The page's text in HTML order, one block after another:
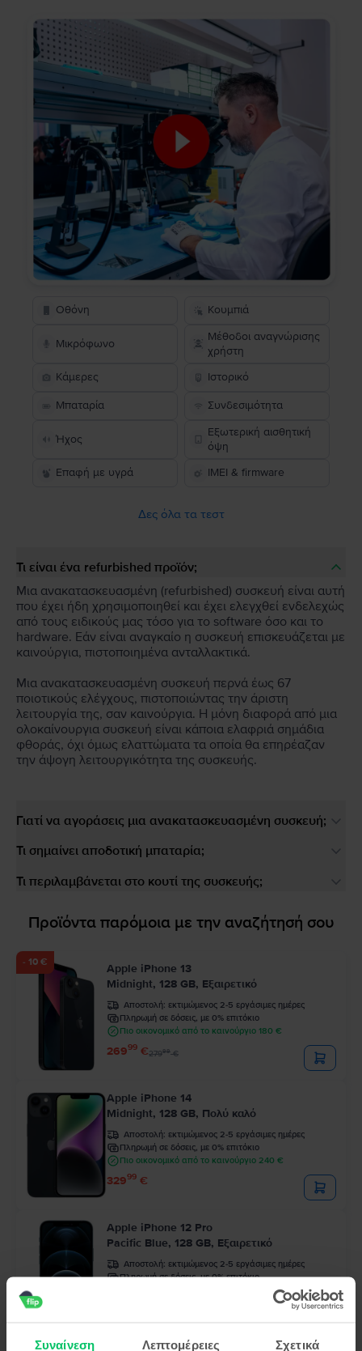
Συναίνεση Λεπτομέρειες Σχετικά
Οθόνη Κουμπιά
Μικρόφωνο
Μέθοδοι αναγνώρισης
χρήστη
Κάμερες
Ιστορικό
Μπαταρία Συνδεσιμότητα
Ήχος
Εξωτερική αισθητική
όψη
Επαφή με υγρά
IMEI & firmware
Δες όλα τα τεστ
Τι είναι ένα refurbished προϊόν;
Μια ανακατασκευασμένη (refurbished) συσκευή είναι αυτή
που έχει ήδη χρησιμοποιηθεί και έχει ελεγχθεί ενδελεχώς
από τους ειδικούς μας τόσο για το software όσο και το
hardware. Εάν είναι αναγκαίο η συσκευή επισκευάζεται με
καινούργια, πιστοποιημένα ανταλλακτικά.
Μια ανακατασκευασμένη συσκευή περνά έως 67
ποιοτικούς ελέγχους, πιστοποιώντας την άριστη
λειτουργία της, σαν καινούργια. Η μόνη διαφορά από μια
ολοκαίνουργια συσκευή είναι κάποια ελαφριά σημάδια
φθοράς, όχι όμως ελαττώματα τα οποία θα επηρέαζαν
την άψογη λειτουργικότητα της συσκευής.
Γιατί να αγοράσεις μια ανακατασκευασμένη συσκευή;
Τι σημαίνει αποδοτική μπαταρία;
Τι περιλαμβάνεται στο κουτί της συσκευής;
Προϊόντα παρόμοια με την αναζήτησή σου
- 10 €
Apple iPhone 13
Midnight, 128 GB, Εξαιρετικό
Αποστολή: εκτιμώμενος 2-5 εργάσιμες ημέρες
Πληρωμή σε δόσεις, με 0% επιτόκιο
Πιο οικονομικό από το καινούργιο 180 €
26999 €27999€
Apple iPhone 14
Midnight, 128 GB, Πολύ καλό
Αποστολή: εκτιμώμενος 2-5 εργάσιμες ημέρες
Πληρωμή σε δόσεις, με 0% επιτόκιο
Πιο οικονομικό από το καινούργιο 240 €
32999 €
Apple iPhone 12 Pro
Pacific Blue, 128 GB, Εξαιρετικό
Αποστολή: εκτιμώμενος 2-5 εργάσιμες ημέρες
Πληρωμή σε δόσεις, με 0% επιτόκιο
Πιο οικονομικό από το καινούργιο 289 €